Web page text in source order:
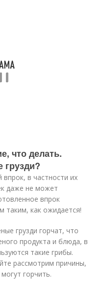
что делать.
грузди?
впрок, в частности их
даже не может
впрок
таким, как ожидается!
грузди горчат, что
продукта и блюда, в
такие грибы.
рассмотрим причины,
горчить.